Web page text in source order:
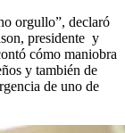
orgullo”, declaró
presidente y
cómo maniobra
y también de
de uno de